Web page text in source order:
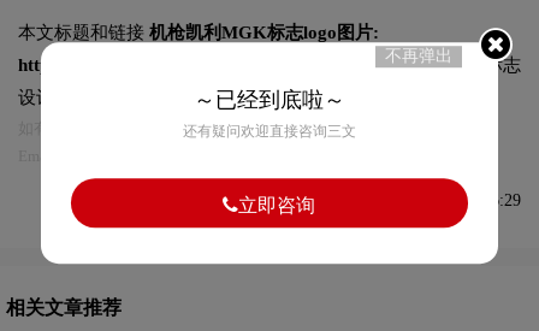
本文标题和链接 机枪凯利MGK标志logo图片:
https://logo9.net/works/9060.html
转载时请注明出处为诗宸标志
设计及本链接!
如有内容侵犯您的合法权益，请及时与我们联系
发布于2022-05-21 08:46:29
相关文章推荐
不再弹出
～已经到底啦～
还有疑问欢迎直接咨询三文
立即咨询